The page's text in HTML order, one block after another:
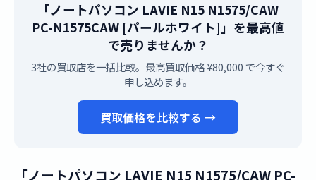
「ノートパソコン LAVIE N15 N1575/CAW
PC-N1575CAW [パールホワイト]」を最高値
で売りませんか？
3社の買取店を一括比較。最高買取価格 ¥80,000 で今すぐ
申し込めます。
買取価格を比較する →
「ノートパソコン LAVIE N15 N1575/CAW PC-